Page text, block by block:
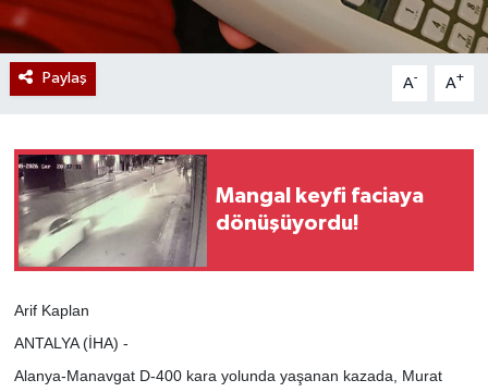
Paylaş A- A+
Mangal keyfi faciaya
dönüşüyordu!
Arif Kaplan
ANTALYA (İHA) -
Alanya-Manavgat D-400 kara yolunda yaşanan kazada, Murat